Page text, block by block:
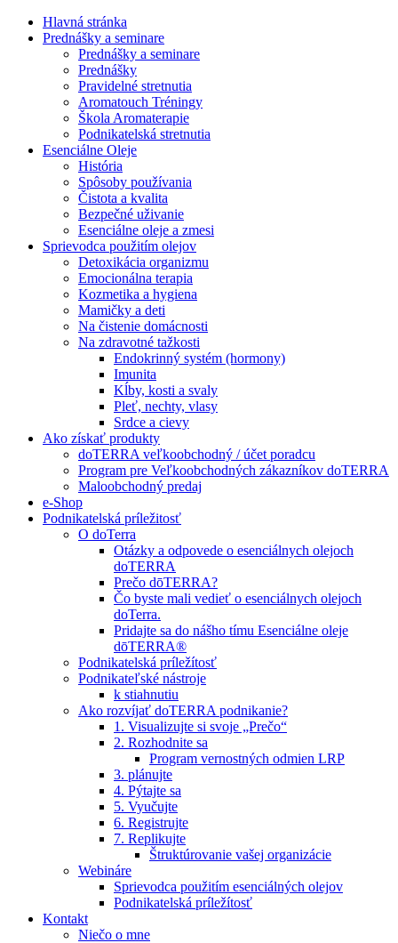
Hlavná stránka
Prednášky a seminare
Prednášky a seminare
Prednášky
Pravidelné stretnutia
Aromatouch Tréningy
Škola Aromaterapie
Podnikatelská stretnutia
Esenciálne Oleje
História
Spôsoby používania
Čistota a kvalita
Bezpečné uživanie
Esenciálne oleje a zmesi
Sprievodca použitím olejov
Detoxikácia organizmu
Emocionálna terapia
Kozmetika a hygiena
Mamičky a deti
Na čistenie domácnosti
Na zdravotné tažkosti
Endokrinný systém (hormony)
Imunita
Kĺby, kosti a svaly
Pleť, nechty, vlasy
Srdce a cievy
Ako získať produkty
doTERRA veľkoobchodný / účet poradcu
Program pre Veľkoobchodných zákazníkov doTERRA
Maloobchodný predaj
e-Shop
Podnikatelská príležitosť
O doTerra
Otázky a odpovede o esenciálnych olejoch
doTERRA
Prečo dōTERRA?
Čo byste mali vedieť o esenciálnych olejoch
doTerra.
Pridajte sa do nášho tímu Esenciálne oleje
dōTERRA®
Podnikatelská príležítosť
Podnikateľské nástroje
k stiahnutiu
Ako rozvíjať doTERRA podnikanie?
1. Visualizujte si svoje „Prečo“
2. Rozhodnite sa
Program vernostných odmien LRP
3. plánujte
4. Pýtajte sa
5. Vyučujte
6. Registrujte
7. Replikujte
Štruktúrovanie vašej organizácie
Webináre
Sprievodca použitím esenciálných olejov
Podnikatelská príležítosť
Kontakt
Niečo o mne